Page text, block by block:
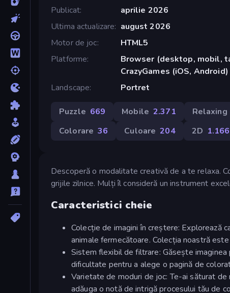
Publicat
aprilie 2026
Ultima actualizare
august 2026
Motor de joc
HTML5
Platforme
Browser (desktop, mobil,
CrazyGames (iOS, Android)
Landscape
Portret
Puzzle 669 Mobile 2.371 Relaxing
Colorare 36 Culoare 204 2D 1.166
Descoperă o modalitate creativă de a te relaxa.
grijile zilnice. Mulți îl consideră un instrument
Caracteristici cheie
Colecție de imagini în creștere: Explorează
animale fermecătoare. Colecția noastră
Sistem flexibil de filtrare: Găsește
dificultate pentru a alege o pagină de
Varietate de moduri de joc: Te-ai săturat de
adăuga o notă de intrigă procesului tău de